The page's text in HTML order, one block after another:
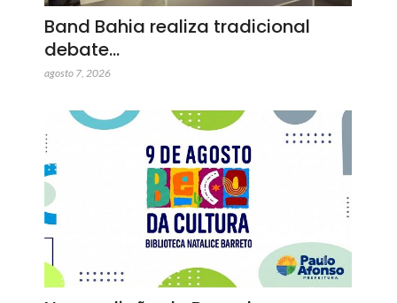
Band Bahia realiza tradicional
debate…
agosto 7, 2026